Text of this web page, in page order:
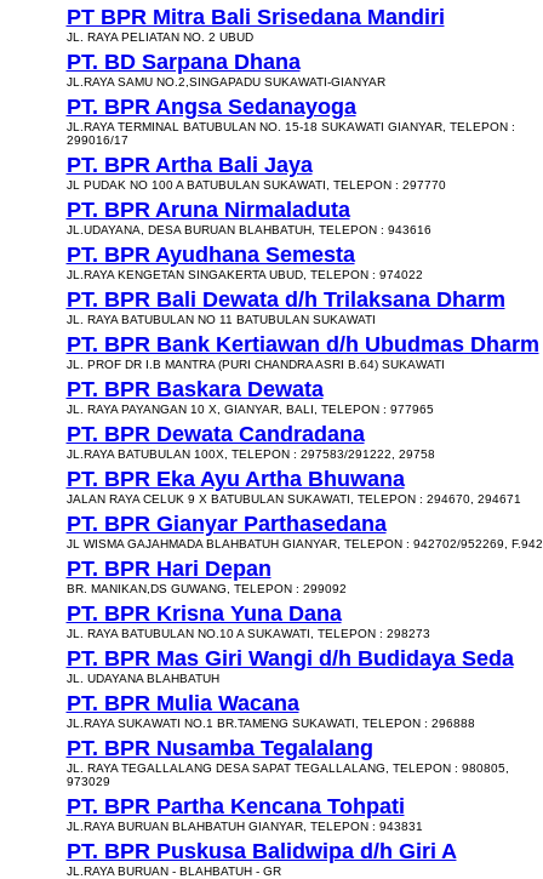
PT BPR Mitra Bali Srisedana Mandiri
JL. RAYA PELIATAN NO. 2 UBUD
PT. BD Sarpana Dhana
JL.RAYA SAMU NO.2,SINGAPADU SUKAWATI-GIANYAR
PT. BPR Angsa Sedanayoga
JL.RAYA TERMINAL BATUBULAN NO. 15-18 SUKAWATI GIANYAR, TELEPON :
299016/17
PT. BPR Artha Bali Jaya
JL PUDAK NO 100 A BATUBULAN SUKAWATI, TELEPON : 297770
PT. BPR Aruna Nirmaladuta
JL.UDAYANA, DESA BURUAN BLAHBATUH, TELEPON : 943616
PT. BPR Ayudhana Semesta
JL.RAYA KENGETAN SINGAKERTA UBUD, TELEPON : 974022
PT. BPR Bali Dewata d/h Trilaksana Dharm
JL. RAYA BATUBULAN NO 11 BATUBULAN SUKAWATI
PT. BPR Bank Kertiawan d/h Ubudmas Dharm
JL. PROF DR I.B MANTRA (PURI CHANDRA ASRI B.64) SUKAWATI
PT. BPR Baskara Dewata
JL. RAYA PAYANGAN 10 X, GIANYAR, BALI, TELEPON : 977965
PT. BPR Dewata Candradana
JL.RAYA BATUBULAN 100X, TELEPON : 297583/291222, 29758
PT. BPR Eka Ayu Artha Bhuwana
JALAN RAYA CELUK 9 X BATUBULAN SUKAWATI, TELEPON : 294670, 294671
PT. BPR Gianyar Parthasedana
JL WISMA GAJAHMADA BLAHBATUH GIANYAR, TELEPON : 942702/952269, F.942
PT. BPR Hari Depan
BR. MANIKAN,DS GUWANG, TELEPON : 299092
PT. BPR Krisna Yuna Dana
JL. RAYA BATUBULAN NO.10 A SUKAWATI, TELEPON : 298273
PT. BPR Mas Giri Wangi d/h Budidaya Seda
JL. UDAYANA BLAHBATUH
PT. BPR Mulia Wacana
JL.RAYA SUKAWATI NO.1 BR.TAMENG SUKAWATI, TELEPON : 296888
PT. BPR Nusamba Tegalalang
JL. RAYA TEGALLALANG DESA SAPAT TEGALLALANG, TELEPON : 980805,
973029
PT. BPR Partha Kencana Tohpati
JL.RAYA BURUAN BLAHBATUH GIANYAR, TELEPON : 943831
PT. BPR Puskusa Balidwipa d/h Giri A
JL.RAYA BURUAN - BLAHBATUH - GR